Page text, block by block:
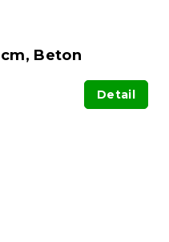
Beton
Detail